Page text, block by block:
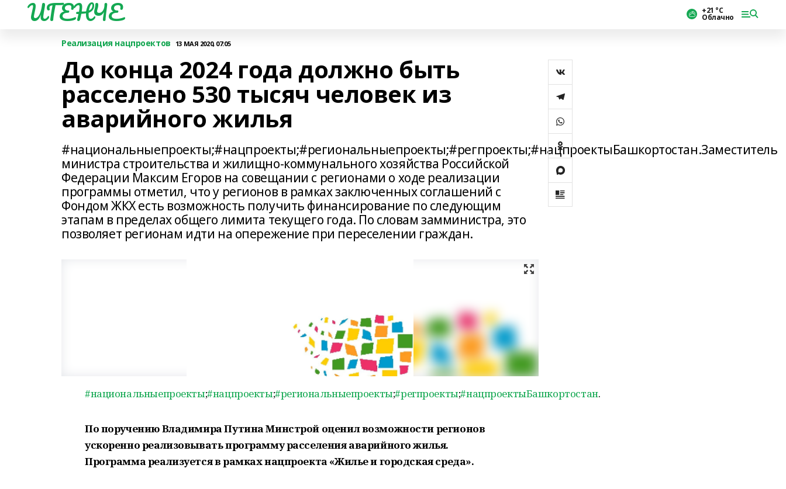
ИГЕНЧЕ +21 °С
Облачно
Реализация нацпроектов 13 МАЯ 2020, 07:05
До конца 2024 года должно быть
расселено 530 тысяч человек из
аварийного жилья
#национальныепроекты;#нацпроекты;#региональныепроекты;#регпроекты;#нацпроектыБашкортостан.Заместитель
министра строительства и жилищно-коммунального хозяйства Российской
Федерации Максим Егоров на совещании с регионами о ходе реализации
программы отметил, что у регионов в рамках заключенных соглашений с
Фондом ЖКХ есть возможность получить финансирование по следующим
этапам в пределах общего лимита текущего года. По словам замминистра, это
позволяет регионам идти на опережение при переселении граждан.
#национальныепроекты;#нацпроекты;#региональныепроекты;#регпроекты;#нацпроектыБашкортостан.
По поручению Владимира Путина Минстрой оценил возможности регионов
ускоренно реализовывать программу расселения аварийного жилья.
Программа реализуется в рамках нацпроекта «Жилье и городская среда».